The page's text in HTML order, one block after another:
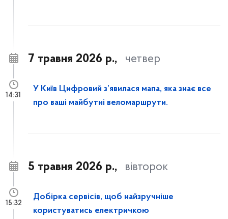
7 травня 2026 р., четвер
У Київ Цифровий з’явилася мапа, яка знає все
про ваші майбутні веломаршрути.
14:31
5 травня 2026 р., вівторок
Добірка сервісів, щоб найзручніше
користуватись електричкою
15:32